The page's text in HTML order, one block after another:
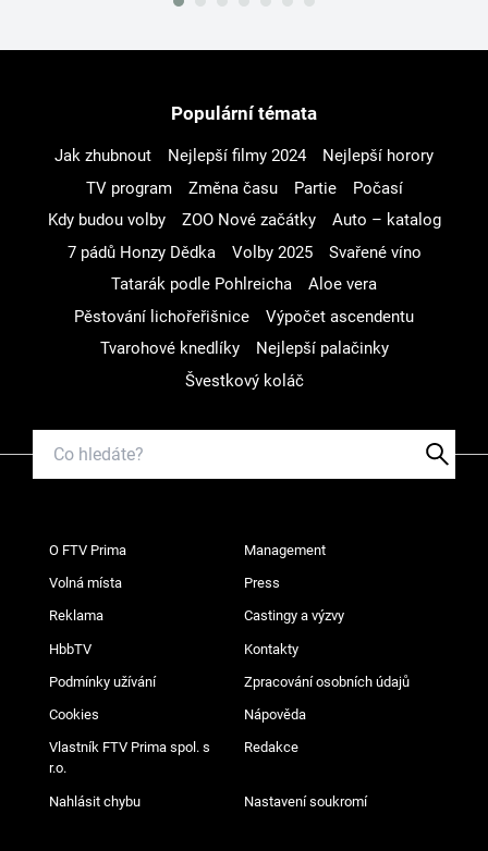
Populární témata
Jak zhubnout Nejlepší filmy 2024
Nejlepší horory
TV program
Změna času Partie
Počasí
Kdy budou volby
ZOO Nové začátky
Auto – katalog
7 pádů Honzy Dědka
Volby 2025
Svařené víno
Tatarák podle Pohlreicha
Aloe vera
Pěstování lichořeřišnice
Výpočet ascendentu
Tvarohové knedlíky
Nejlepší palačinky
Švestkový koláč
O FTV Prima Management
Volná místa Press
Reklama Castingy a výzvy
HbbTV Kontakty
Podmínky užívání Zpracování osobních údajů
Cookies Nápověda
Vlastník FTV Prima spol. s
r.o.
Redakce
Nahlásit chybu Nastavení soukromí